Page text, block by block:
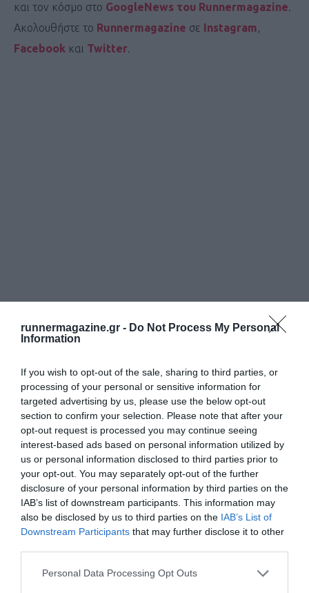
runnermagazine.gr - Do Not Process My Personal
Information
If you wish to opt-out of the sale, sharing to third parties, or
processing of your personal or sensitive information for
targeted advertising by us, please use the below opt-out
section to confirm your selection. Please note that after your
opt-out request is processed you may continue seeing
interest-based ads based on personal information utilized by
us or personal information disclosed to third parties prior to
your opt-out. You may separately opt-out of the further
disclosure of your personal information by third parties on the
IAB’s list of downstream participants. This information may
also be disclosed by us to third parties on the IAB’s List of
Downstream Participants that may further disclose it to other
Personal Data Processing Opt Outs
και τον κόσμο στο GoogleNews του Runnermagazine.
Ακολουθήστε το Runnermagazine σε Instagram,
Facebook και Twitter.
ΔΕΙΤΕ ΕΠΙΣΗΣ